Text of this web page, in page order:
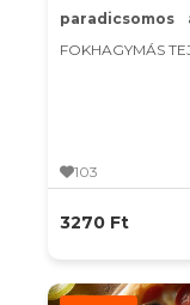
paradicsomos
FOKHAGYMÁS
103
3270 Ft